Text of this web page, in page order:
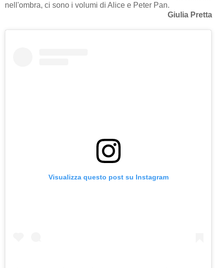
nell'ombra, ci sono i volumi di Alice e Peter Pan.
Giulia Pretta
Visualizza questo post su Instagram